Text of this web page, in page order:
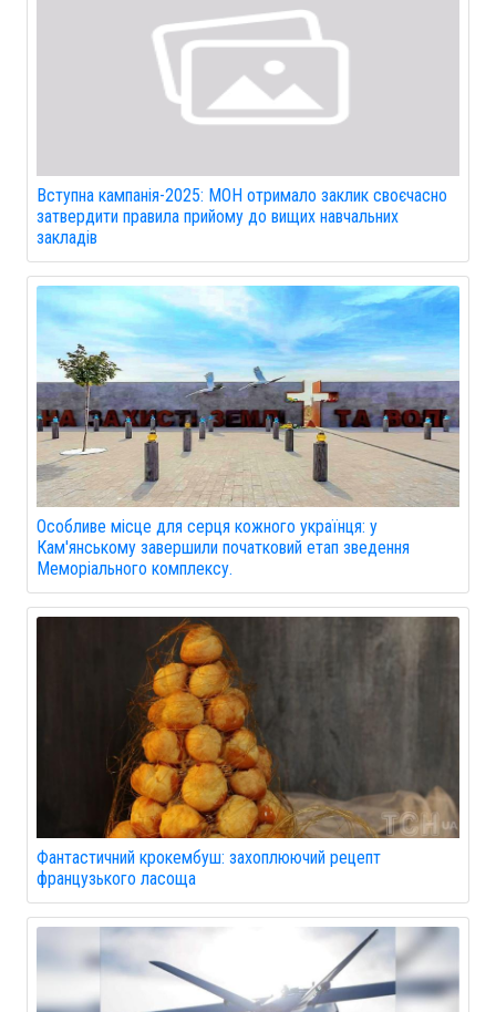
Вступна кампанія-2025: МОН отримало заклик своєчасно
затвердити правила прийому до вищих навчальних
закладів
Особливе місце для серця кожного українця: у
Кам'янському завершили початковий етап зведення
Меморіального комплексу.
Фантастичний крокембуш: захоплюючий рецепт
французького ласоща